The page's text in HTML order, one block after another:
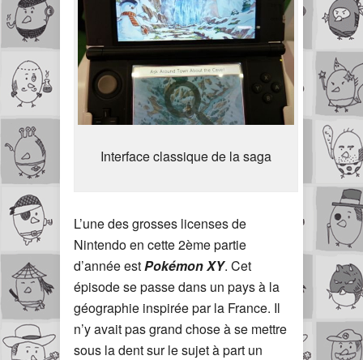
Interface classique de la saga
L’une des grosses licenses de
Nintendo en cette 2ème partie
d’année estPokémon XY. Cet
épisode se passe dans un pays à la
géographie inspirée par la France. Il
n’y avait pas grand chose à se mettre
sous la dent sur le sujet à part un